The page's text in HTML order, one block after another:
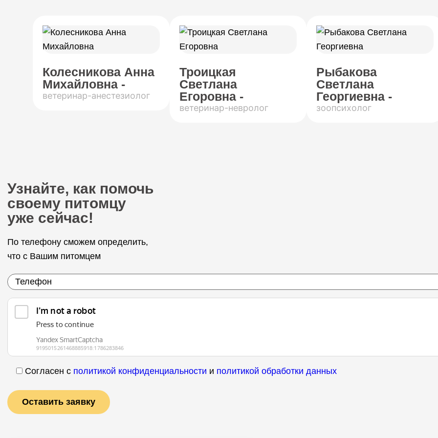
Колесникова Анна
Михайловна -
ветеринар-анестезиолог
Троицкая
Светлана
Егоровна -
ветеринар-невролог
Рыбакова
Светлана
Георгиевна -
зоопсихолог
Узнайте, как помочь
своему питомцу
уже сейчас!
По телефону сможем определить,
что с Вашим питомцем
Согласен с политикой конфиденциальности и политикой обработки данных